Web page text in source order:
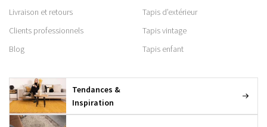
Livraison et retours
Clients professionnels
Blog
Tapis d’extérieur
Tapis vintage
Tapis enfant
Tendances &
Inspiration